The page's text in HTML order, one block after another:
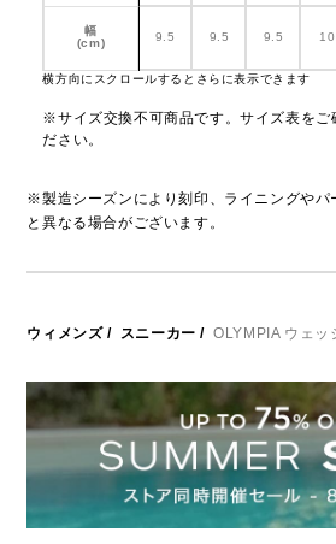
幅
(cm)
9.5 9.5 9.5 10
横方向にスクロールするとさらに表示できます
※サイズ交換不可商品です。サイズ表をご
ださい。
※製造シーズンにより刻印、ライニングやパ
と異なる場合がございます。
ウィメンズ/ スニーカー / OLYMPIA ウェッ